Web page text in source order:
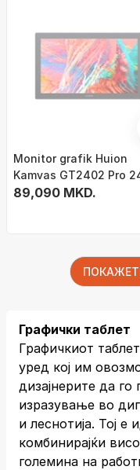
Monitor grafik Huion
Kamvas GT2402 Pro
Gen3, 24", pen display,
89,090 MKD.
Графички таблет
Графичкиот
уред кој им
дизајнерите да
изразување во
и леснотија. Тој е
комбинирајќи
големина на